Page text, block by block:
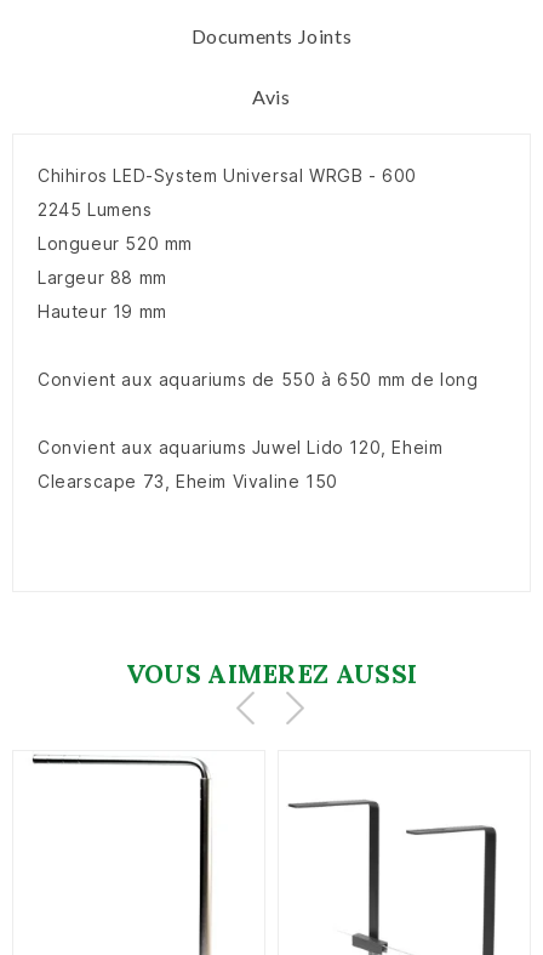
Documents Joints
Avis
Chihiros LED-System Universal WRGB - 600
2245 Lumens
Longueur 520 mm
Largeur 88 mm
Hauteur 19 mm
Convient aux aquariums de 550 à 650 mm de long
Convient aux aquariums Juwel Lido 120, Eheim
Clearscape 73, Eheim Vivaline 150
VOUS AIMEREZ AUSSI